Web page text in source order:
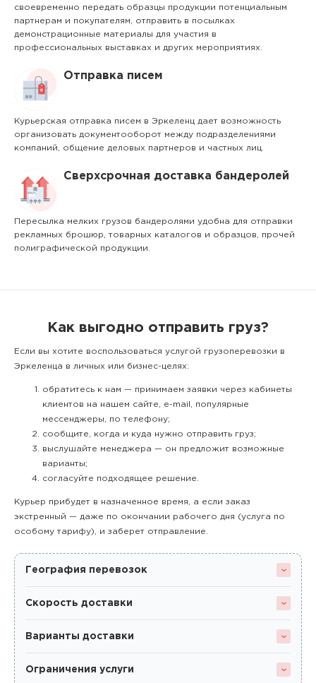
своевременно передать образцы продукции потенциальным
партнерам и покупателям, отправить в посылках
демонстрационные материалы для участия в
профессиональных выставках и других мероприятиях.
Отправка писем
Курьерская отправка писем в Эркеленц дает возможность
организовать документооборот между подразделениями
компаний, общение деловых партнеров и частных лиц.
Сверхсрочная доставка бандеролей
Пересылка мелких грузов бандеролями удобна для отправки
рекламных брошюр, товарных каталогов и образцов, прочей
полиграфической продукции.
Как выгодно отправить груз?
Если вы хотите воспользоваться услугой грузоперевозки в
Эркеленца в личных или бизнес-целях:
обратитесь к нам — принимаем заявки через кабинеты
клиентов на нашем сайте, e-mail, популярные
мессенджеры, по телефону;
сообщите, когда и куда нужно отправить груз;
выслушайте менеджера — он предложит возможные
варианты;
согласуйте подходящее решение.
Курьер прибудет в назначенное время, а если заказ
экстренный — даже по окончании рабочего дня (услуга по
особому тарифу), и заберет отправление.
География перевозок
Скорость доставки
Варианты доставки
Ограничения услуги